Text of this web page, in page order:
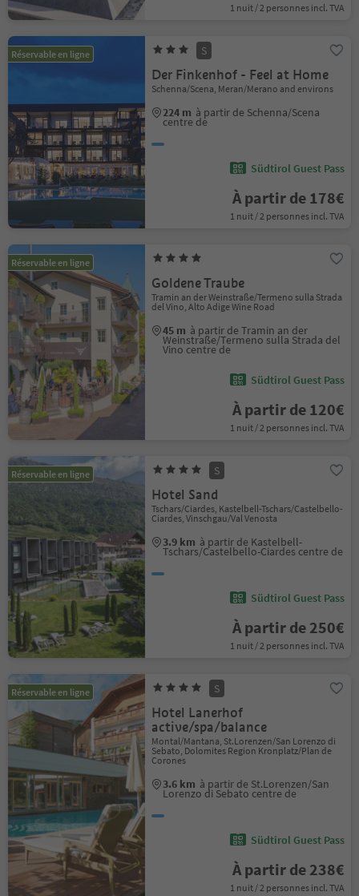
1 nuit / 2 personnes incl. TVA
Réservable en ligne S
Der Finkenhof - Feel at Home
Schenna/Scena, Meran/Merano and environs
224 m à partir de Schenna/Scena
centre de
Südtirol Guest Pass
À partir de 178€
1 nuit / 2 personnes incl. TVA
Réservable en ligne
Goldene Traube
Tramin an der Weinstraße/Termeno sulla Strada
del Vino, Alto Adige Wine Road
45 m à partir de Tramin an der
Weinstraße/Termeno sulla Strada del
Vino centre de
Südtirol Guest Pass
À partir de 120€
1 nuit / 2 personnes incl. TVA
Réservable en ligne S
Hotel Sand
Tschars/Ciardes, Kastelbell-Tschars/Castelbello-
Ciardes, Vinschgau/Val Venosta
3.9 km à partir de Kastelbell-
Tschars/Castelbello-Ciardes centre de
Südtirol Guest Pass
À partir de 250€
1 nuit / 2 personnes incl. TVA
Réservable en ligne S
Hotel Lanerhof
active/spa/balance
Montal/Mantana, St.Lorenzen/San Lorenzo di
Sebato, Dolomites Region Kronplatz/Plan de
Corones
3.6 km à partir de St.Lorenzen/San
Lorenzo di Sebato centre de
Südtirol Guest Pass
À partir de 238€
1 nuit / 2 personnes incl. TVA